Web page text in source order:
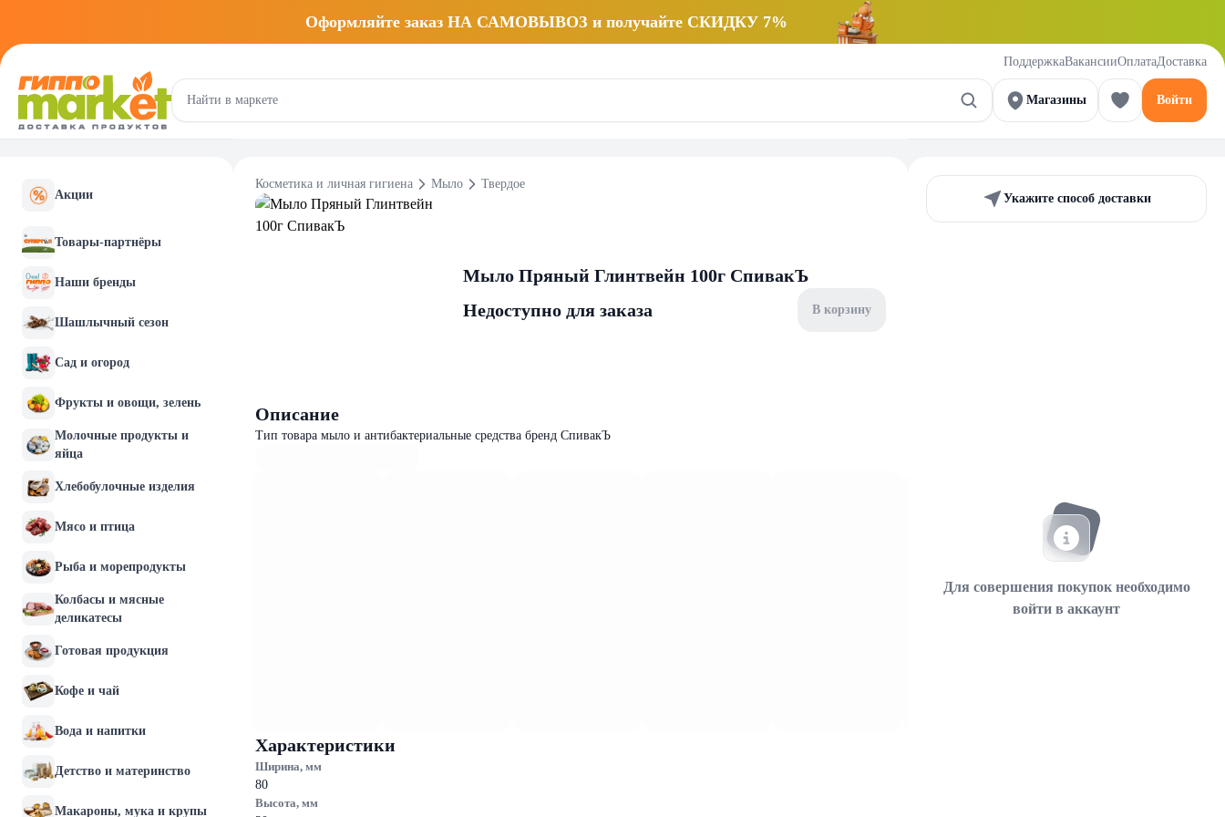
Оформляйте заказ НА САМОВЫВОЗ и получайте СКИДКУ 7%
ПоддержкаВакансииОплатаДоставка
Магазины Войти
Акции
Товары-партнёры
Наши бренды
Шашлычный сезон
Сад и огород
Фрукты и овощи, зелень
Молочные продукты и
яйца
Хлебобулочные изделия
Мясо и птица
Рыба и морепродукты
Колбасы и мясные
деликатесы
Готовая продукция
Кофе и чай
Вода и напитки
Детство и материнство
Макароны, мука и крупы
Косметика и личная гигиена Мыло Твердое
Мыло Пряный Глинтвейн 100г СпивакЪ
Недоступно для заказа
В корзину
Описание
Тип товара мыло и антибактериальные средства бренд СпивакЪ
Характеристики
Ширина, мм
80
Высота, мм
Укажите способ доставки
Для совершения покупок необходимо
войти в аккаунт